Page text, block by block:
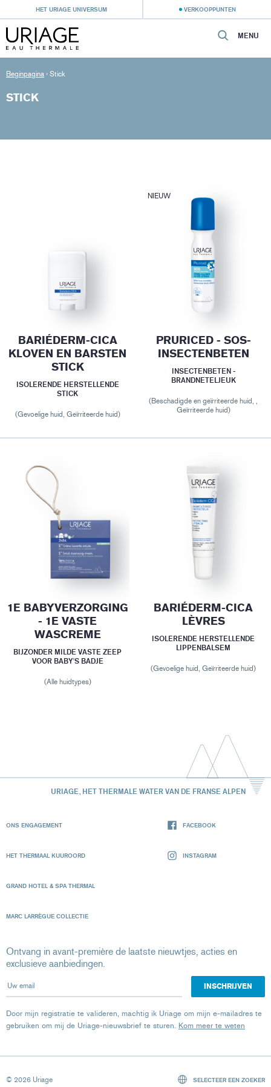
HET URIAGE UNIVERSUM VERKOOPPUNTEN
MENU
Beginpagina › Stick
STICK
BARIÉDERM-CICA
KLOVEN EN BARSTEN
STICK
ISOLERENDE HERSTELLENDE
STICK
(Gevoelige huid, Geïrriteerde huid)
NIEUW
PRURICED - SOS-
INSECTENBETEN
INSECTENBETEN -
BRANDNETELJEUK
(Beschadigde en geïrriteerde huid, ,
Geïrriteerde huid)
1E BABYVERZORGING
- 1E VASTE
WASCREME
BIJZONDER MILDE VASTE ZEEP
VOOR BABY'S BADJE
(Alle huidtypes)
BARIÉDERM-CICA
LÈVRES
ISOLERENDE HERSTELLENDE
LIPPENBALSEM
(Gevoelige huid, Geïrriteerde huid)
URIAGE, HET THERMALE WATER VAN DE FRANSE ALPEN
ONS ENGAGEMENT
HET THERMAAL KUUROORD
GRAND HOTEL & SPA THERMAL
MARC LARRÈGUE COLLECTIE
FACEBOOK
INSTAGRAM
Ontvang in avant-première de laatste nieuwtjes, acties en
exclusieve aanbiedingen.
Uw email
Door mijn registratie te valideren, machtig ik Uriage om mijn e-mailadres te
gebruiken om mij de Uriage-nieuwsbrief te sturen. Kom meer te weten
© 2026 Uriage SELECTEER EEN ZOEKER